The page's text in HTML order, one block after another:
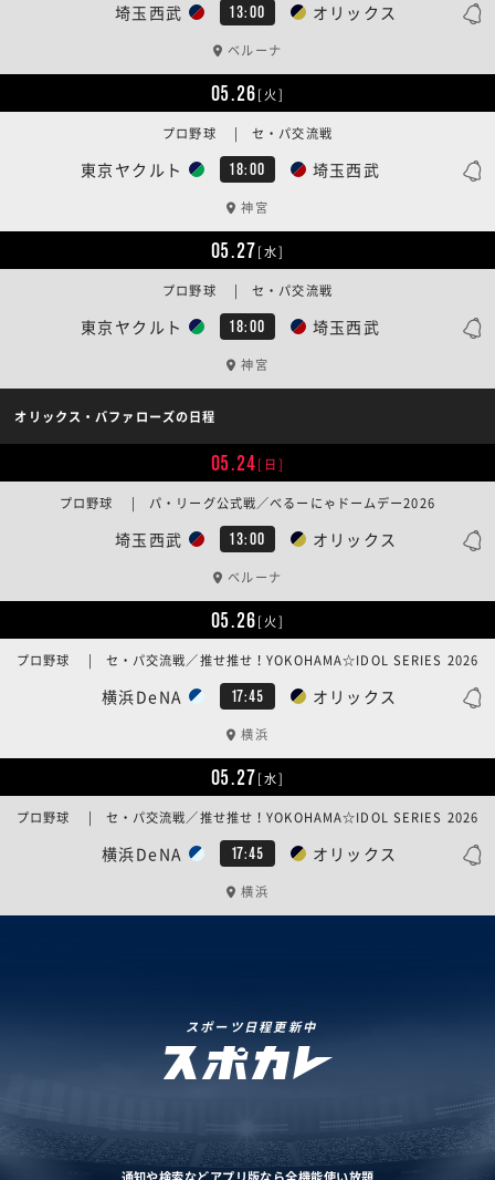
埼玉西武 13:00 オリックス
ベルーナ
05.26[火]
東京ヤクルト 18:00 埼玉西武
プロ野球 | セ・パ交流戦
神宮
05.27[水]
東京ヤクルト 18:00 埼玉西武
プロ野球 | セ・パ交流戦
神宮
オリックス・バファローズの日程
05.24[日]
埼玉西武 13:00 オリックス
プロ野球 | パ・リーグ公式戦／べるーにゃドームデー2026
ベルーナ
05.26[火]
横浜DeNA 17:45 オリックス
プロ野球 | セ・パ交流戦／推せ推せ！YOKOHAMA☆IDOL SERIES 2026
横浜
05.27[水]
横浜DeNA 17:45 オリックス
プロ野球 | セ・パ交流戦／推せ推せ！YOKOHAMA☆IDOL SERIES 2026
横浜
スポーツ日程更新中